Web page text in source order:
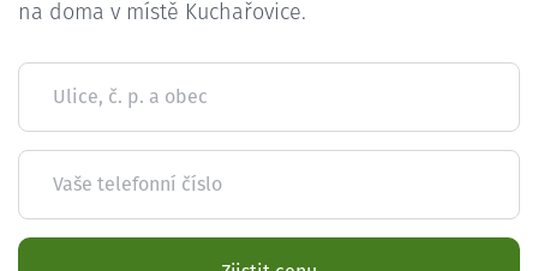
na doma v místě Kuchařovice.
Ulice, č. p. a obec
Vaše telefonní číslo